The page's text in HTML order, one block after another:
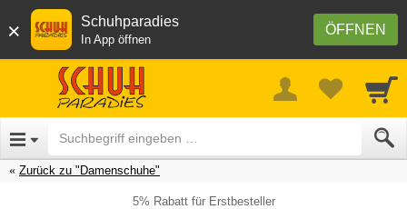
× ÖFFNEN
Schuhparadies
In App öffnen
Zurück zu "Damenschuhe"
5% Rabatt für Erstbesteller